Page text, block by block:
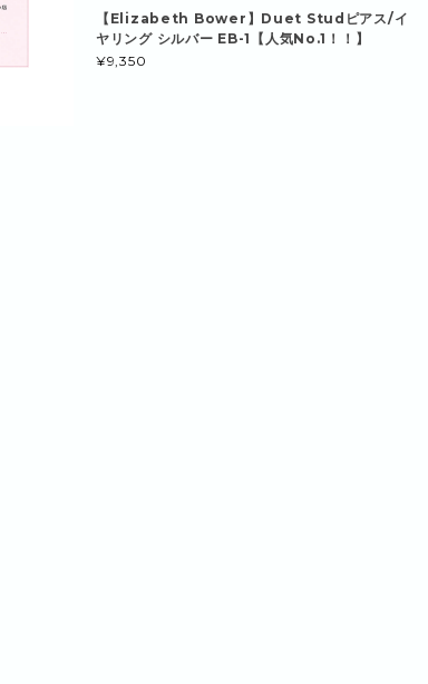
【Elizabeth Bower】Duet Studピアス/イ
ヤリング シルバー EB-1【人気No.1！！】
¥9,350